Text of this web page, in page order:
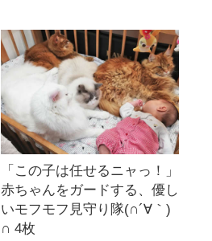
「この子は任せるニャっ！」
赤ちゃんをガードする、優し
いモフモフ見守り隊(∩´∀｀)
∩ 4枚